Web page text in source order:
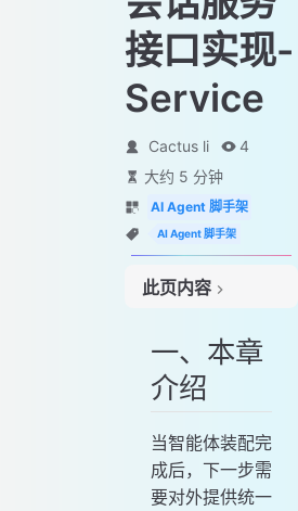
接口实现-
Service
Cactus li
4
大约 5 分钟
AI Agent 脚手架
AI Agent 脚手架
此页内容
二、流程设计
三、功能实现
2. 核心模块
四、功能测试
一、本章
介绍
当智能体装配完
成后，下一步需
要对外提供统一